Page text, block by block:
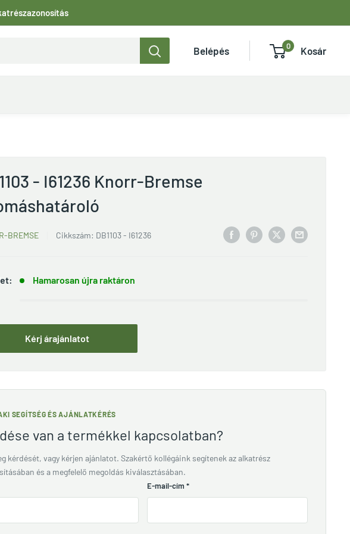
Belépés 0 Kosár
- I61236 Knorr-Bremse
BREMSE Cikkszám: DB1103 - I61236
Hamarosan újra raktáron
Kérj árajánlatot
SEGÍTSÉG ÉS AJÁNLATKÉRÉS
van a termékkel kapcsolatban?
kérdését, vagy kérjen ajánlatot. Szakértő kollégáink segítenek az alkatrész
és a megfelelő megoldás kiválasztásában.
E-mail-cím *